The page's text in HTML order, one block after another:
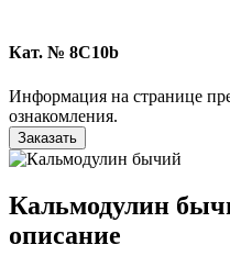
Кат. № 8C10b
Информация на странице
ознакомления.
Заказать
Кальмодулин
описание